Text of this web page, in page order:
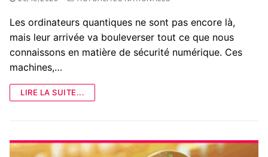
Les ordinateurs quantiques ne sont pas encore là,
mais leur arrivée va bouleverser tout ce que nous
connaissons en matière de sécurité numérique. Ces
machines,…
LIRE LA SUITE...